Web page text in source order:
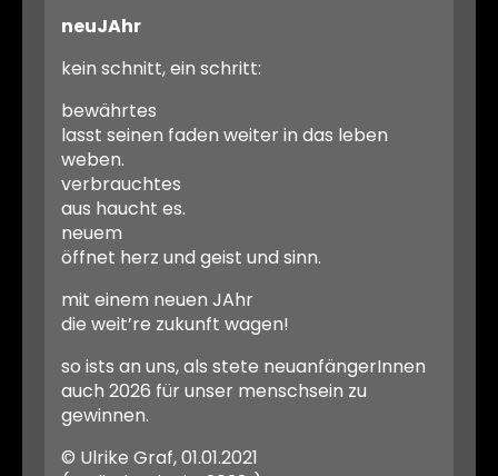
neuJAhr
kein schnitt, ein schritt:
bewährtes
lasst seinen faden weiter in das leben
weben.
verbrauchtes
aus haucht es.
neuem
öffnet herz und geist und sinn.
mit einem neuen JAhr
die weit’re zukunft wagen!
so ists an uns, als stete neuanfängerInnen
auch 2026 für unser menschsein zu
gewinnen.
© Ulrike Graf, 01.01.2021